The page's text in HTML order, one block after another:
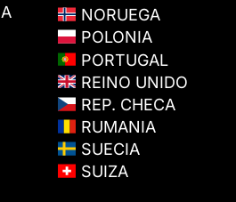
NORUEGA
POLONIA
PORTUGAL
REINO UNIDO
REP. CHECA
RUMANIA
SUECIA
SUIZA